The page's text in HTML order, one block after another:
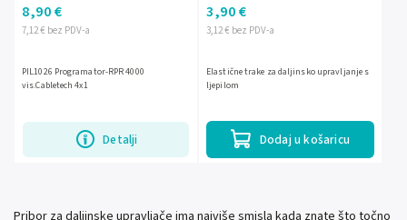
7,12 € bez PDV-a
8,90 €
Detalji
PIL1026 Programator-RPR 4000
vis.Cabletech 4x1
3,12 € bez PDV-a
3,90 €
Dodaj u košaricu
Elastične trake za daljinsko upravljanje s
ljepilom